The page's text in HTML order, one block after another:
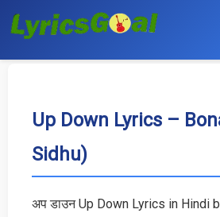
Hindi
Bollywood
Up Down Lyrics –
Sidhu)
अप डाउन Up Down Lyrics in Hindi